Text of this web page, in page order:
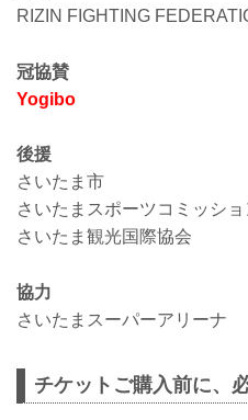
RIZIN FIGHTING
冠協賛
Yogibo
後援
さいたま市
さいたまスポーツコミッショ
さいたま観光国際協会
協力
さいたまスーパーアリーナ
チケットご購入前に、